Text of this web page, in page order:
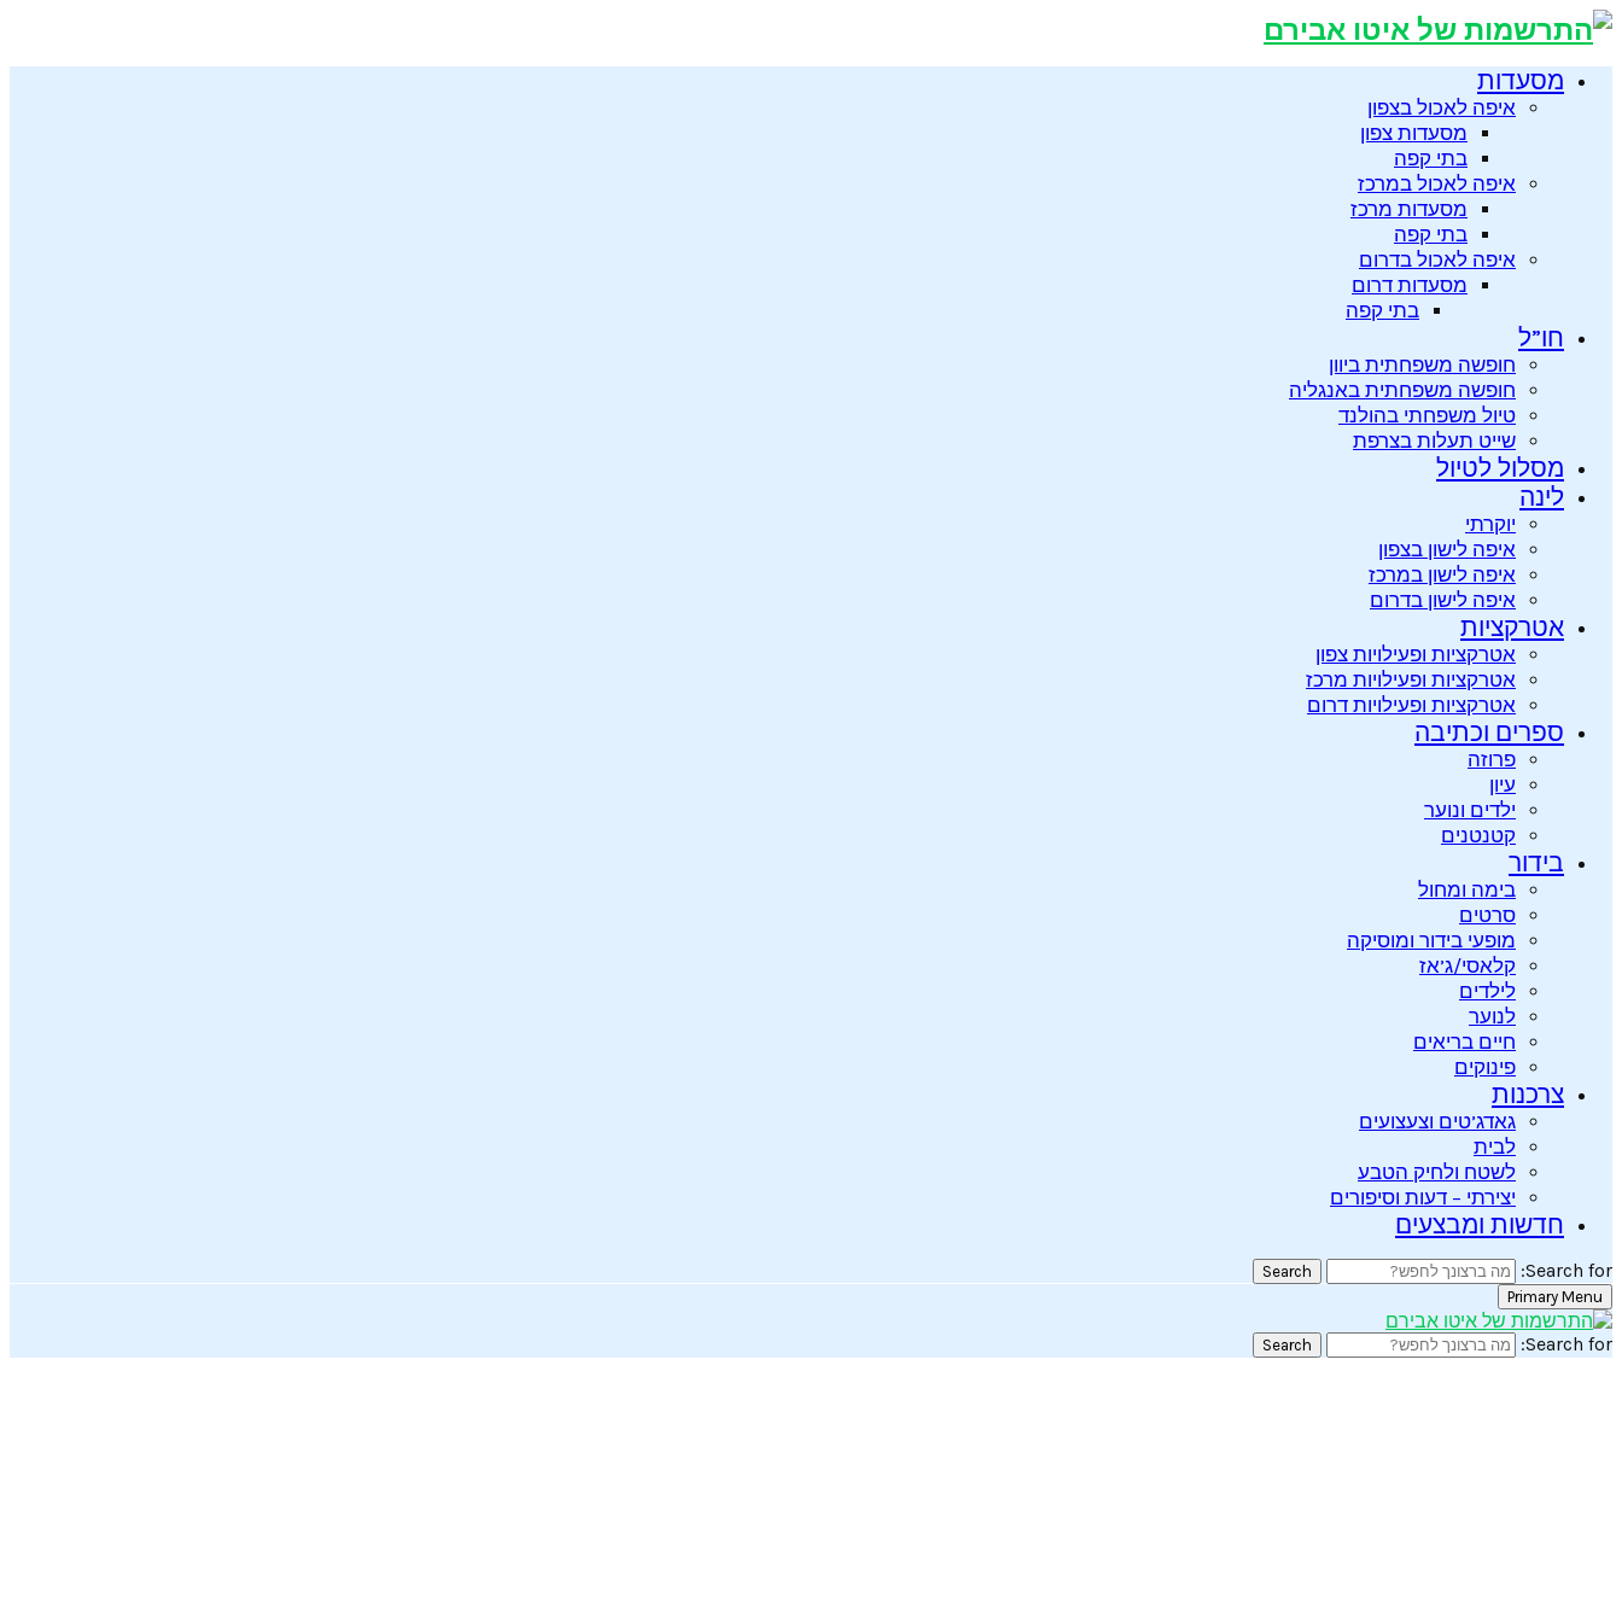
מסעדות
איפה לאכול בצפון
מסעדות צפון
בתי קפה
איפה לאכול במרכז
מסעדות מרכז
בתי קפה
איפה לאכול בדרום
מסעדות דרום
בתי קפה
חו”ל
חופשה משפחתית ביוון
חופשה משפחתית באנגליה
טיול משפחתי בהולנד
שייט תעלות בצרפת
מסלול לטיול
לינה
יוקרתי
איפה לישון בצפון
איפה לישון במרכז
איפה לישון בדרום
אטרקציות
אטרקציות ופעילויות צפון
אטרקציות ופעילויות מרכז
אטרקציות ופעילויות דרום
ספרים וכתיבה
פרוזה
עיון
ילדים ונוער
קטנטנים
בידור
בימה ומחול
סרטים
מופעי בידור ומוסיקה
קלאסי/ג’אז
לילדים
לנוער
חיים בריאים
פינוקים
צרכנות
גאדג’טים וצעצועים
לבית
לשטח ולחיק הטבע
יצירתי – דעות וסיפורים
חדשות ומבצעים
Search for:
Search
Primary Menu
Search for:
Search